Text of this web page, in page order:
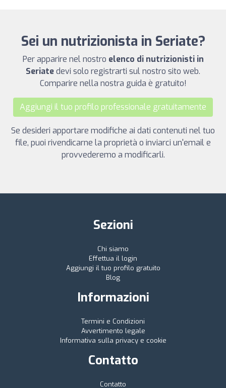
Sei un nutrizionista in Seriate?
Per apparire nel nostro elenco di nutrizionisti in
Seriatedevi solo registrarti sul nostro sito web.
Comparire nella nostra guida è gratuito!
Aggiungi il tuo profilo professionale gratuitamente
Se desideri apportare modifiche ai dati contenuti nel tuo
file, puoi rivendicarne la proprietà o inviarci un'email e
provvederemo a modificarli.
Sezioni
Chi siamo
Effettua il login
Aggiungi il tuo profilo gratuito
Blog
Informazioni
Termini e Condizioni
Avvertimento legale
Informativa sulla privacy e cookie
Contatto
Contatto